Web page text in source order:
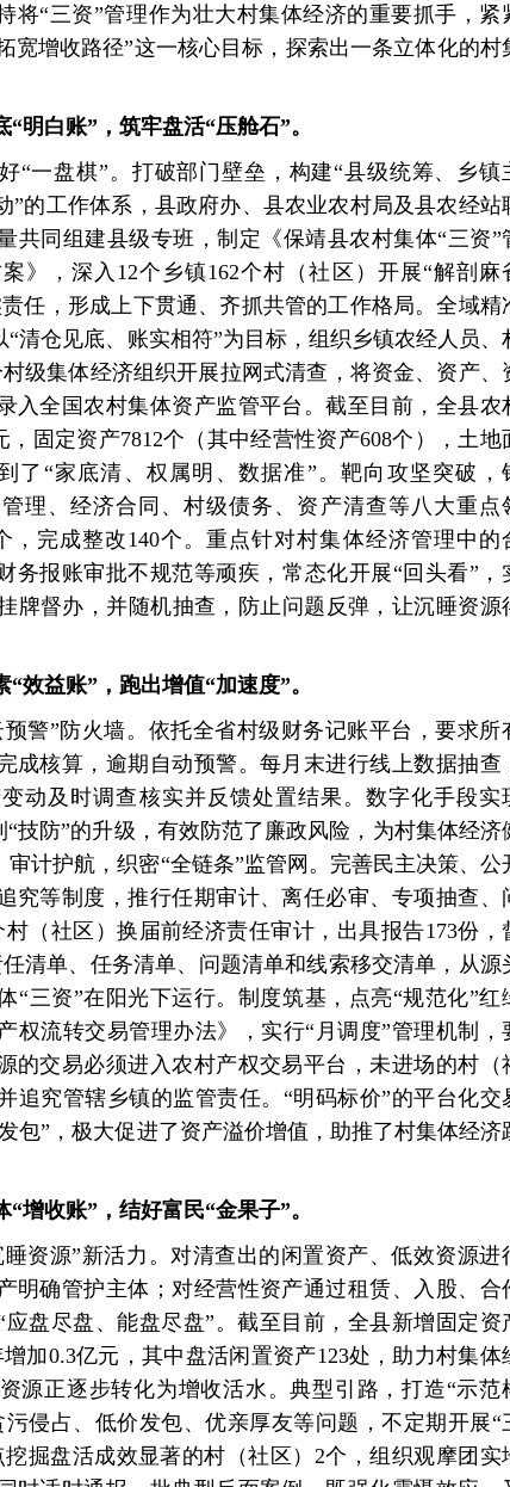
将“三资”管理作为壮大村集体经济的重要抓手，紧
宽增收路径”这一核心目标，探索出一条立体化的村
明白账”，筑牢盘活“压舱石”。
“一盘棋”。打破部门壁垒，构建“县级统筹、乡镇
”的工作体系，县政府办、县农业农村局及县农经站
共同组建县级专班，制定《保靖县农村集体“三资”
》，深入12个乡镇162个村（社区）开展“解剖麻
任，形成上下贯通、齐抓共管的工作格局。全域精
“清仓见底、账实相符”为目标，组织乡镇农经人员、
级集体经济组织开展拉网式清查，将资金、资产、
入全国农村集体资产监管平台。截至目前，全县农
，固定资产7812个（其中经营性资产608个），土地
了“家底清、权属明、数据准”。靶向攻坚突破，
理、经济合同、村级债务、资产清查等八大重点
，完成整改140个。重点针对村集体经济管理中的
务报账审批不规范等顽疾，常态化开展“回头看”，
牌督办，并随机抽查，防止问题反弹，让沉睡资源
效益账”，跑出增值“加速度”。
警”防火墙。依托全省村级财务记账平台，要求所
成核算，逾期自动预警。每月末进行线上数据抽查
动及时调查核实并反馈处置结果。数字化手段实
“技防”的升级，有效防范了廉政风险，为村集体经济
审计护航，织密“全链条”监管网。完善民主决策、公
究等制度，推行任期审计、离任必审、专项抽查、
（社区）换届前经济责任审计，出具报告173份，
清单、任务清单、问题清单和线索移交清单，从源
“三资”在阳光下运行。制度筑基，点亮“规范化”红
权流转交易管理办法》，实行“月调度”管理机制，
的交易必须进入农村产权交易平台，未进场的村（
追究管辖乡镇的监管责任。“明码标价”的平台化交
包”，极大促进了资产溢价增值，助推了村集体经济
增收账”，结好富民“金果子”。
资源”新活力。对清查出的闲置资产、低效资源进
明确管护主体；对经营性资产通过租赁、入股、合
盘尽盘、能盘尽盘”。截至目前，全县新增固定资
加0.3亿元，其中盘活闲置资产123处，助力村集体
源正逐步转化为增收活水。典型引路，打造“示范
侵占、低价发包、优亲厚友等问题，不定期开展“
掘盘活成效显著的村（社区）2个，组织观摩团实